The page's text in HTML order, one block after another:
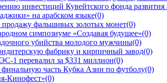
инвестиций Кувейтского фонда
на арабском языке(0)
продажу фальшивых золотых монет(0)
симпозиуме «Создавая будущее»(0)
убийства молодого мужчины(0)
фабрику и кирпичный завод(0)
1 перевалил за $331 миллион(0)
часть Кубка Азии по футболу(0)
Кинофест»(0)